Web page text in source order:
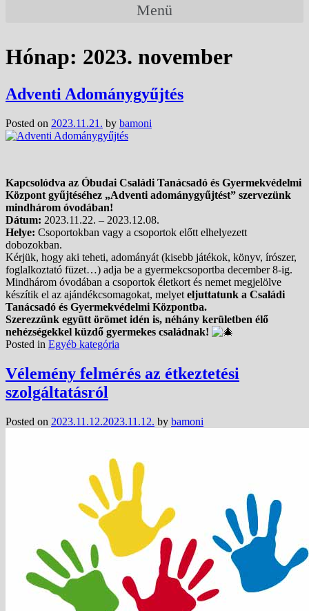
Menü
Hónap: 2023. november
Adventi Adománygyűjtés
Posted on 2023.11.21. by bamoni
Kapcsolódva az Óbudai Családi Tanácsadó és Gyermekvédelmi
Központ gyűjtéséhez „Adventi adománygyűjtést” szervezünk
mindhárom óvodában!
Dátum: 2023.11.22. – 2023.12.08.
Helye: Csoportokban vagy a csoportok előtt elhelyezett
dobozokban.
Kérjük, hogy aki teheti, adományát (kisebb játékok, könyv, írószer,
foglalkoztató füzet…) adja be a gyermekcsoportba december 8-ig.
Mindhárom óvodában a csoportok életkort és nemet megjelölve
készítik el az ajándékcsomagokat, melyet eljuttatunk a Családi
Tanácsadó és Gyermekvédelmi Központba.
Szerezzünk együtt örömet idén is, néhány kerületben élő
nehézségekkel küzdő gyermekes családnak!
Posted in Egyéb kategória
Vélemény felmérés az étkeztetési
szolgáltatásról
Posted on 2023.11.12.2023.11.12. by bamoni